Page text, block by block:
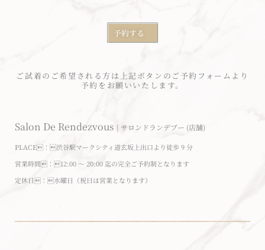
予約する
ご試着のご希望される方は上記ボタンのご予約フォームより
予約をお願いいたします。
Salon De Rendezvous | サロンドランデブー (店舗)
PLACE：渋谷駅マークシティ道玄坂上出口より徒歩 9 分
営業時間：12:00 〜 20:00 迄の完全ご予約制となります
定休日：水曜日 （祝日は営業となります）